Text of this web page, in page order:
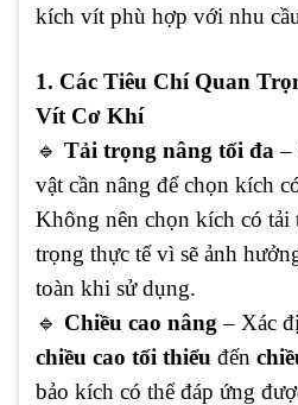
kích vít phù hợp với nhu
1. Các Tiêu Chí Quan
Vít Cơ Khí
🔹 Tải trọng nâng tối đa –
vật cần nâng để chọn kích
Không nên chọn kích có tải
trọng thực tế vì sẽ ảnh
toàn khi sử dụng.
🔹 Chiều cao nâng – Xác
chiều cao tối thiểu đến
bảo kích có thể đáp ứng